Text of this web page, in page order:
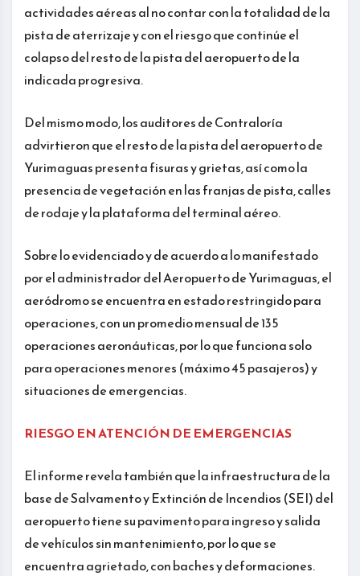
actividades aéreas al no contar con la totalidad de la
pista de aterrizaje y con el riesgo que continúe el
colapso del resto de la pista del aeropuerto de la
indicada progresiva.
Del mismo modo, los auditores de Contraloría
advirtieron que el resto de la pista del aeropuerto de
Yurimaguas presenta fisuras y grietas, así como la
presencia de vegetación en las franjas de pista, calles
de rodaje y la plataforma del terminal aéreo.
Sobre lo evidenciado y de acuerdo a lo manifestado
por el administrador del Aeropuerto de Yurimaguas, el
aeródromo se encuentra en estado restringido para
operaciones, con un promedio mensual de 135
operaciones aeronáuticas, por lo que funciona solo
para operaciones menores (máximo 45 pasajeros) y
situaciones de emergencias.
RIESGO EN ATENCIÓN DE EMERGENCIAS
El informe revela también que la infraestructura de la
base de Salvamento y Extinción de Incendios (SEI) del
aeropuerto tiene su pavimento para ingreso y salida
de vehículos sin mantenimiento, por lo que se
encuentra agrietado, con baches y deformaciones.